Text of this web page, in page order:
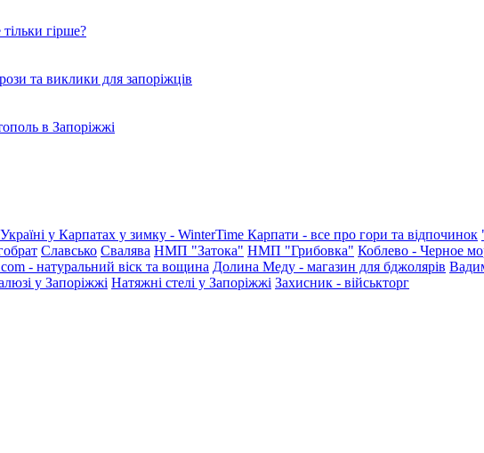
гірше?
та виклики для запоріжців
в Запоріжжі
у Карпатах у зимку - WinterTime Карпати - все про гори та відпочинок
Славсько Свалява НМП "Затока" НМП "Грибовка" Коблево - Черное
- натуральний віск та вощина Долина Меду - магазин для бджолярів
у Запоріжжі Натяжні стелі у Запоріжжі Захисник - військторг